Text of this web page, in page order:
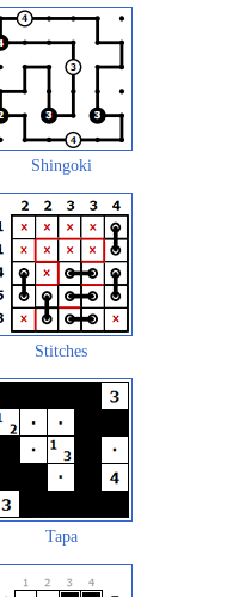
Shingoki
Stitches
Tapa